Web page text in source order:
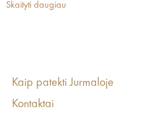
Skaityti daugiau
Kaip patekti Jurmaloje
Kontaktai